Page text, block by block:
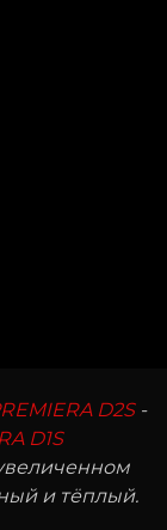
D2S-
D1S
и тёплый.